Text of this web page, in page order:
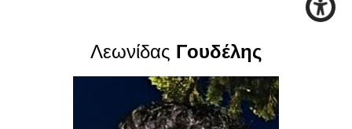
Λεωνίδας Γουδέλης